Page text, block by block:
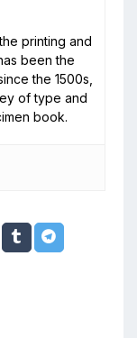
printing and
been the
the 1500s,
of type and
book.